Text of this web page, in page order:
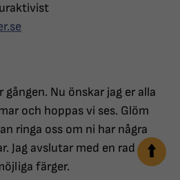
Nu önskar jag er alla
och hoppas vi ses. Glöm
ringa oss om ni har några
Jag avslutar med en rad av
färger.